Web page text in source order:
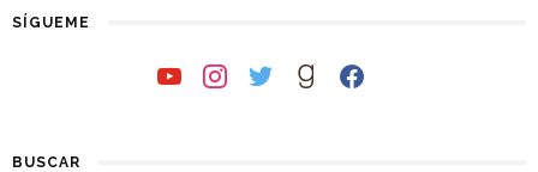
SÍGUEME
youtubeinstagramtwittergoodreadsfacebook
BUSCAR